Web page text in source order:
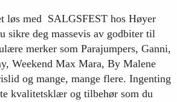
løs med SALGSFEST hos Høyer
sikre deg massevis av godbiter til
merker som Parajumpers, Ganni,
Weekend Max Mara, By Malene
og mange, mange flere. Ingenting
kvalitetsklær og tilbehør som du